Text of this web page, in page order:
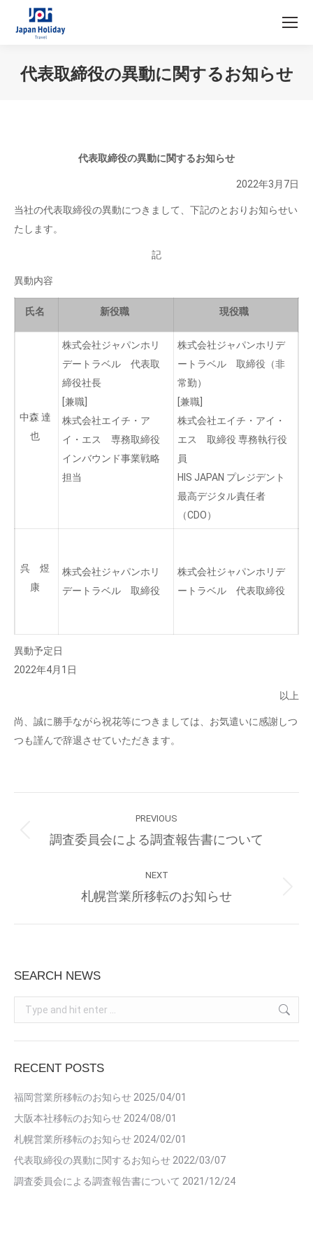
代表取締役の異動に関するお知らせ
代表取締役の異動に関するお知らせ
2022年3月7日
当社の代表取締役の異動につきまして、下記のとおりお知らせい
たします。
記
異動内容
氏名 新役職 現役職
中森 達
也
株式会社ジャパンホリ
デートラベル 代表取
締役社長
[兼職]
株式会社エイチ・ア
イ・エス 専務取締役
インバウンド事業戦略
担当
株式会社ジャパンホリデ
ートラベル 取締役（非
常勤）
[兼職]
株式会社エイチ・アイ・
エス 取締役 専務執行役
員
HIS JAPAN プレジデント
最高デジタル責任者
（CDO）
呉 煜
康
株式会社ジャパンホリ
デートラベル 取締役
株式会社ジャパンホリデ
ートラベル 代表取締役
異動予定日
2022年4月1日
以上
尚、誠に勝手ながら祝花等につきましては、お気遣いに感謝しつ
つも謹んで辞退させていただきます。
navigation
PREVIOUS
Previous
調査委員会による調査報告書について
NEXT
Next
札幌営業所移転のお知らせ
SEARCH NEWS
Search:
RECENT POSTS
福岡営業所移転のお知らせ 2025/04/01
大阪本社移転のお知らせ 2024/08/01
札幌営業所移転のお知らせ 2024/02/01
代表取締役の異動に関するお知らせ 2022/03/07
調査委員会による調査報告書について 2021/12/24